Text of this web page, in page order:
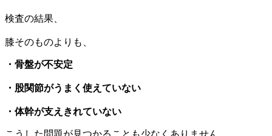
検査の結果、
膝そのものよりも、
・骨盤が不安定
・股関節がうまく使えていない
・体幹が支えきれていない
こうした問題が見つかることも少なくありません。